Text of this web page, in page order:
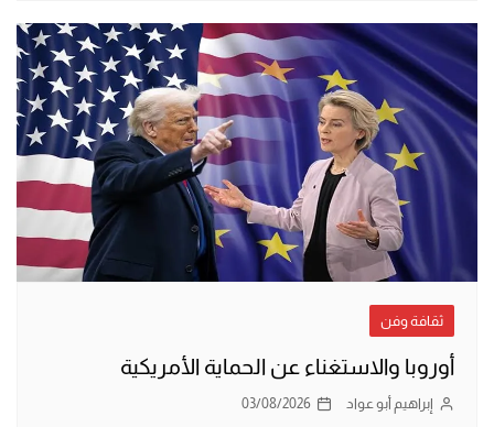
ثقافة وفن
أوروبا والاستغناء عن الحماية الأمريكية
إبراهيم أبو عواد 03/08/2026